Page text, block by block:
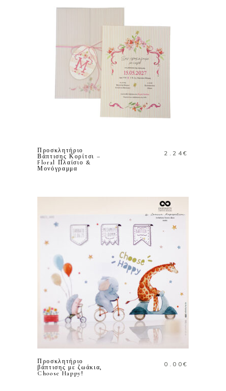
ΠΡΟΣΘΗΚΗ ΣΤΟ
Προσκλητήριο
Βάπτισης Κορίτσι –
Floral Πλαίσιο &
Μονόγραμμα
2.24€
ΠΡΟΣΘΗΚΗ ΣΤΟ
ΚΑΛΑΘΙ
Προσκλητήριο
βάπτισης με ζωάκια,
Choose Happy!
0.00€